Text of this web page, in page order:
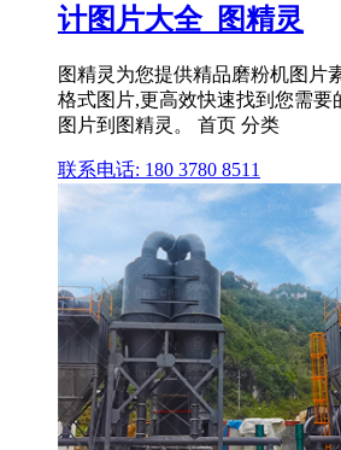
计图片大全_图精灵
图精灵为您提供精品磨粉机图片
格式图片,更高效快速找到您需要
图片到图精灵。 首页 分类
联系电话: 180 3780 8511